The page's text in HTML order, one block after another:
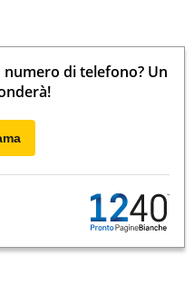
numero di telefono? Un